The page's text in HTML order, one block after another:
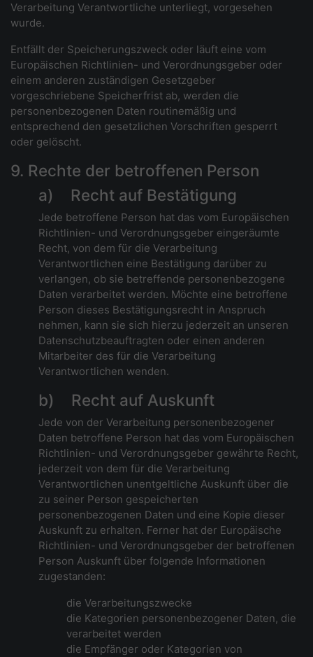
Verarbeitung Verantwortliche unterliegt, vorgesehen
wurde.
Entfällt der Speicherungszweck oder läuft eine vom
Europäischen Richtlinien- und Verordnungsgeber oder
einem anderen zuständigen Gesetzgeber
vorgeschriebene Speicherfrist ab, werden die
personenbezogenen Daten routinemäßig und
entsprechend den gesetzlichen Vorschriften gesperrt
oder gelöscht.
9. Rechte der betroffenen Person
a) Recht auf Bestätigung
Jede betroffene Person hat das vom Europäischen
Richtlinien- und Verordnungsgeber eingeräumte
Recht, von dem für die Verarbeitung
Verantwortlichen eine Bestätigung darüber zu
verlangen, ob sie betreffende personenbezogene
Daten verarbeitet werden. Möchte eine betroffene
Person dieses Bestätigungsrecht in Anspruch
nehmen, kann sie sich hierzu jederzeit an unseren
Datenschutzbeauftragten oder einen anderen
Mitarbeiter des für die Verarbeitung
Verantwortlichen wenden.
b) Recht auf Auskunft
Jede von der Verarbeitung personenbezogener
Daten betroffene Person hat das vom Europäischen
Richtlinien- und Verordnungsgeber gewährte Recht,
jederzeit von dem für die Verarbeitung
Verantwortlichen unentgeltliche Auskunft über die
zu seiner Person gespeicherten
personenbezogenen Daten und eine Kopie dieser
Auskunft zu erhalten. Ferner hat der Europäische
Richtlinien- und Verordnungsgeber der betroffenen
Person Auskunft über folgende Informationen
zugestanden:
die Verarbeitungszwecke
die Kategorien personenbezogener Daten, die
verarbeitet werden
die Empfänger oder Kategorien von